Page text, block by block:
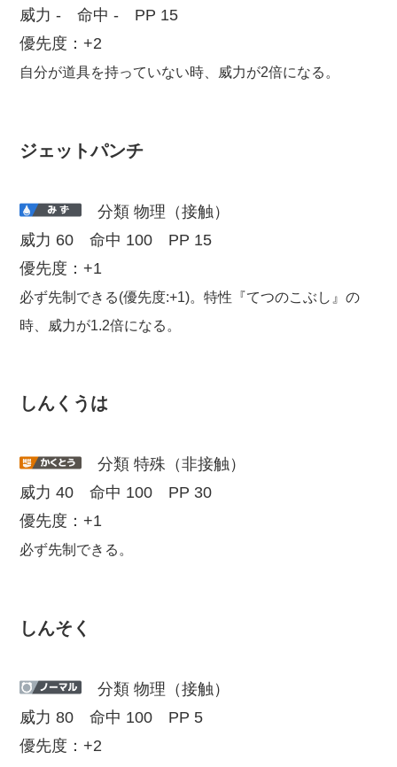
威力 - 命中 - PP 15
優先度：+2
自分が道具を持っていない時、威力が2倍になる。
ジェットパンチ
分類 物理（接触）
威力 60 命中 100 PP 15
優先度：+1
必ず先制できる(優先度:+1)。特性『てつのこぶし』の
時、威力が1.2倍になる。
しんくうは
分類 特殊（非接触）
威力 40 命中 100 PP 30
優先度：+1
必ず先制できる。
しんそく
分類 物理（接触）
威力 80 命中 100 PP 5
優先度：+2